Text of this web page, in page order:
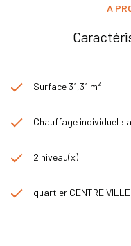
A
Surface 31,31 m²
Chauffage individuel :
2 niveau(x)
quartier CENTRE VILLE